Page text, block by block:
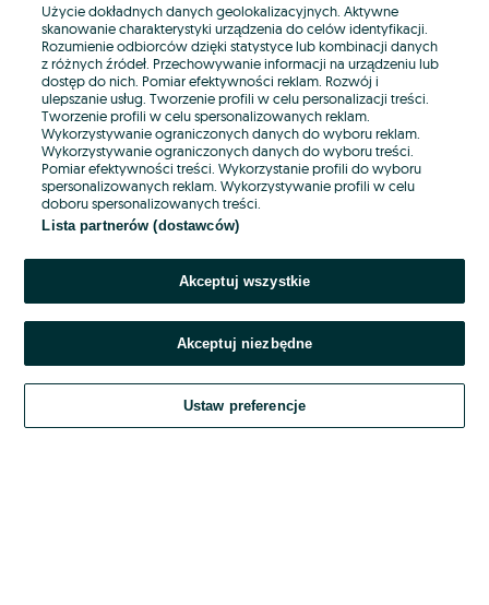
E-mail
Hasło
Nie pamiętasz hasła?
Zaloguj się
Kontynuując za pośrednictwem jednego z dostawców wskazanych powyżej,
Regulamin serwisu OLX.pl w jego aktualnym brzmieniu.
Użycie dokładnych danych geolokalizacyjnych. Aktywne
skanowanie charakterystyki urządzenia do celów identyfikacji.
Rozumienie odbiorców dzięki statystyce lub kombinacji danych
z różnych źródeł. Przechowywanie informacji na urządzeniu lub
dostęp do nich. Pomiar efektywności reklam. Rozwój i
ulepszanie usług. Tworzenie profili w celu personalizacji treści.
Tworzenie profili w celu spersonalizowanych reklam.
Wykorzystywanie ograniczonych danych do wyboru reklam.
Wykorzystywanie ograniczonych danych do wyboru treści.
Pomiar efektywności treści. Wykorzystanie profili do wyboru
spersonalizowanych reklam. Wykorzystywanie profili w celu
doboru spersonalizowanych treści.
Lista partnerów (dostawców)
Akceptuj wszystkie
Akceptuj niezbędne
Ustaw preferencje